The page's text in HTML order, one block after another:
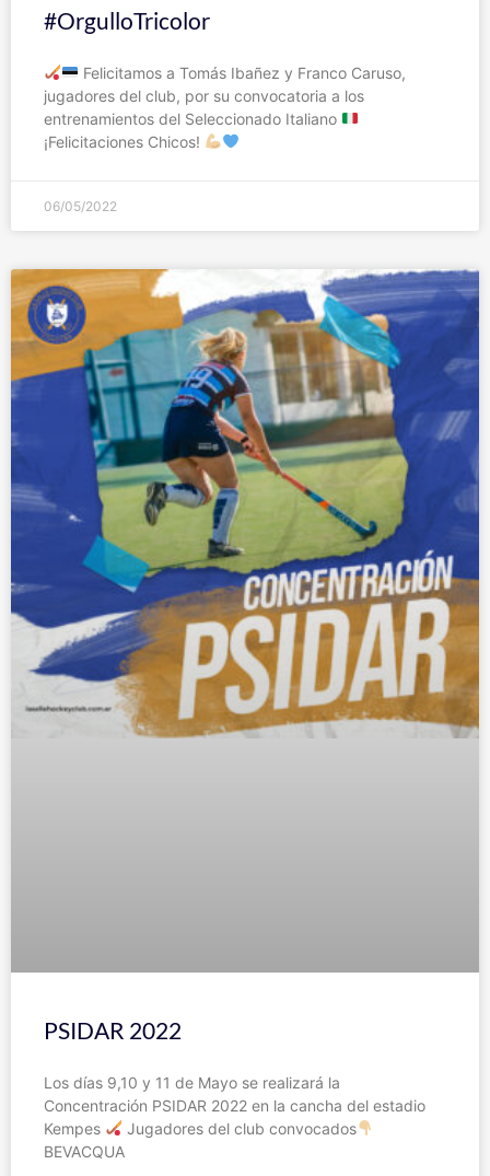
#OrgulloTricolor
Felicitamos a Tomás Ibañez y Franco Caruso,
jugadores del club, por su convocatoria a los
entrenamientos del Seleccionado Italiano
¡Felicitaciones Chicos!
06/05/2022
PSIDAR 2022
Los días 9,10 y 11 de Mayo se realizará la
Concentración PSIDAR 2022 en la cancha del estadio
Kempes
Jugadores del club convocados
BEVACQUA